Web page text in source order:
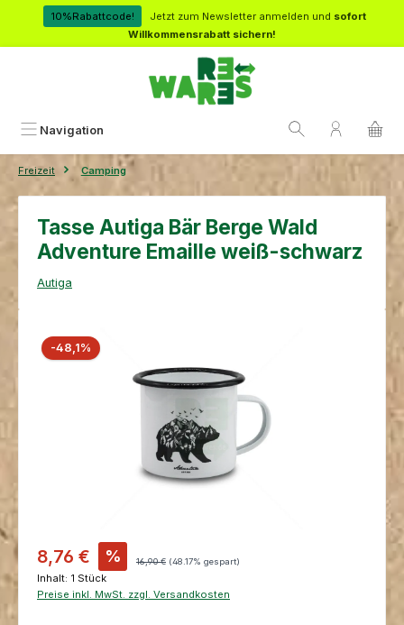
Zum Hauptinhalt springen
10%Rabattcode! Jetzt zum Newsletter anmelden und sofort
Willkommensrabatt sichern!
Navigation
Freizeit Camping
Tasse Autiga Bär Berge Wald
Adventure Emaille weiß-schwarz
Autiga
Bildergalerie überspringen
-48,1% Rabatt
Verkaufspreis:
8,76 € % Regulärer Preis:
16,90 € (48.17% gespart)
Inhalt: 1 Stück
Preise inkl. MwSt. zzgl. Versandkosten